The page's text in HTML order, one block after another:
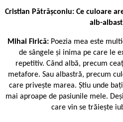
Cristian Pătrășconiu: Ce culoare
alb-
Mihai Firică: Poezia mea este
de sângele și inima pe care le
repetitiv. Când albă, precum
metafore. Sau albastră, precum
care privește marea. Știu unde
mai aproape de pasiunile mele.
care vin se trăiește